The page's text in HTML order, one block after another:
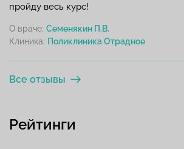
пройду весь курс!
О враче: Семенякин П.В.
Клиника:
Все отзывы
Рейтинги